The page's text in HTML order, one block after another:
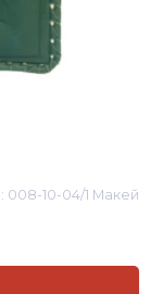
008-10-04/1 Макей